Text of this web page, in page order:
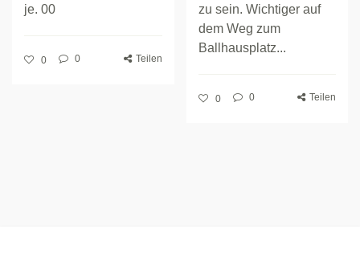
je. 00
0 0 Teilen
zu sein. Wichtiger auf
dem Weg zum
Ballhausplatz...
0 0 Teilen